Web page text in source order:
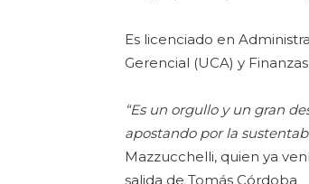
Es licenciado en
Gerencial (UCA) y
“Es un orgullo y un gran
apostando por la
Mazzucchelli, quien ya
salida de Tomás Córdoba